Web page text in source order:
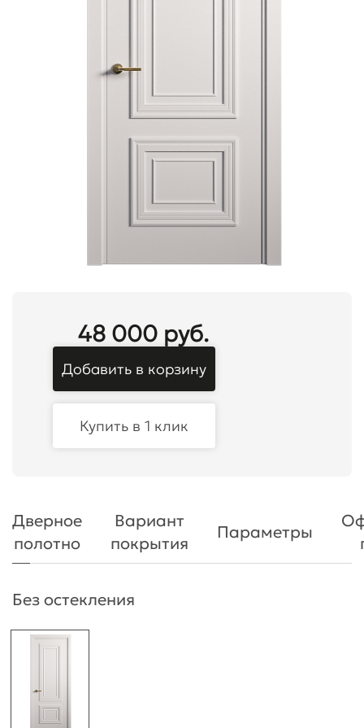
48 000 руб.
Добавить в корзину
Купить в 1 клик
Дверное
полотно
Вариант
покрытия
Параметры
Без остекления